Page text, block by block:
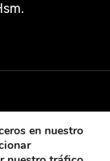
en nuestro